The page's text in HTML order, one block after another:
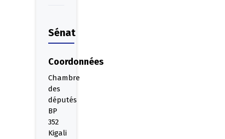
Sénat
Coordonnées
Chambre
des
députés
BP
352
Kigali